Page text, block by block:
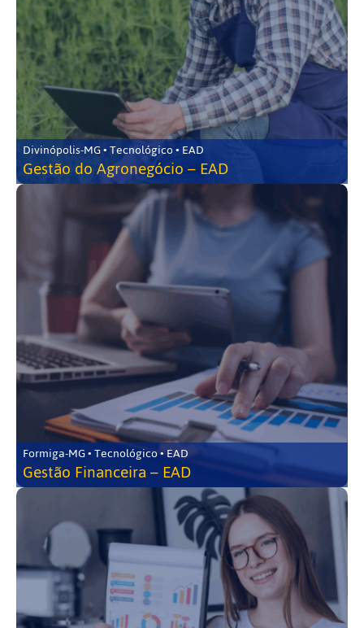
Divinópolis-MG • Tecnológico • EAD
Gestão do Agronegócio – EAD
Formiga-MG • Tecnológico • EAD
Gestão Financeira – EAD